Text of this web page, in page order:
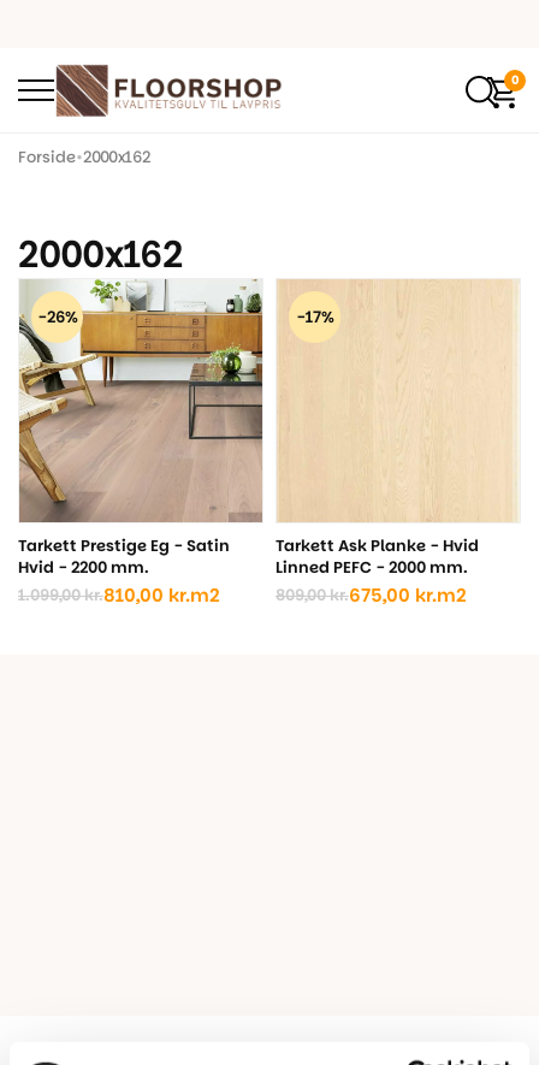
0
Forside•2000x162
2000x162
-26%
Tarkett Prestige Eg - Satin
Hvid - 2200 mm.
1.099,00kr.
Den
810,00 kr.
Den
m2
-17%
Tarkett Ask Planke - Hvid
Linned PEFC - 2000 mm.
809,00kr.
Den
675,00 kr.
Den
m2